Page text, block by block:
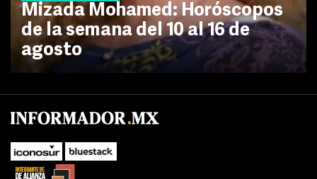
Mizada Mohamed: Horóscopos
de la semana del 10 al 16 de
agosto